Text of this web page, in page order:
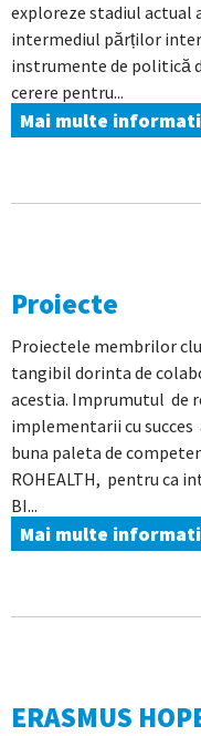
exploreze stadiul actual
intermediul părților
instrumente de politică
cerere pentru...
Mai multe
Proiecte
Proiectele membrilor
tangibil dorinta de
acestia. Imprumutul de
implementarii cu succes
buna paleta de
ROHEALTH, pentru ca
BI...
Mai multe
ERASMUS